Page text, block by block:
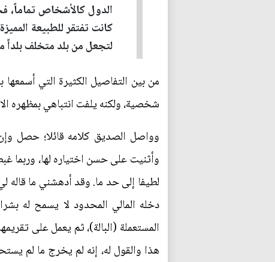
الدول كالأشخاص تماماً،
كانت تفتقر للطبيعة
لتجعل من بلد متخلف بلداً
من بين التفاصيل الكثيرة التي
شخصية، ولكنه يلفت انتباهي بمظهره
وواصل الصديق كلامه قائلا؛ حصل
وأثنيت على حسن اختياره لها، وربما
لطيفا إلى حد ما. وقد أدهشني ما قاله
دخله المالي المحدود لا يسمح له
المستعملة (البالة)، ثم يعمل على
هذا والقول له، إنه لم يخرج ما لم